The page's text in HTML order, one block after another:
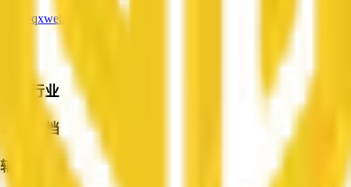
info@qxweb.com.au
热门行业
法律文档
辅助